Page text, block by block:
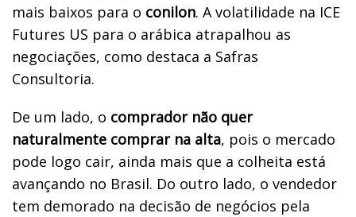
mais baixos para o conilon. A volatilidade na ICE
Futures US para o arábica atrapalhou as
negociações, como destaca a Safras
Consultoria.
De um lado, o comprador não quer
naturalmente comprar na alta, pois o mercado
pode logo cair, ainda mais que a colheita está
avançando no Brasil. Do outro lado, o vendedor
tem demorado na decisão de negócios pela